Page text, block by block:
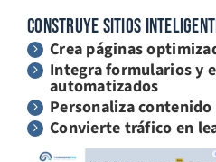
CONSTRUYE SITIOS
Crea páginas
Integra formularios y
automatizados
Personaliza contenido
Convierte tráfico en